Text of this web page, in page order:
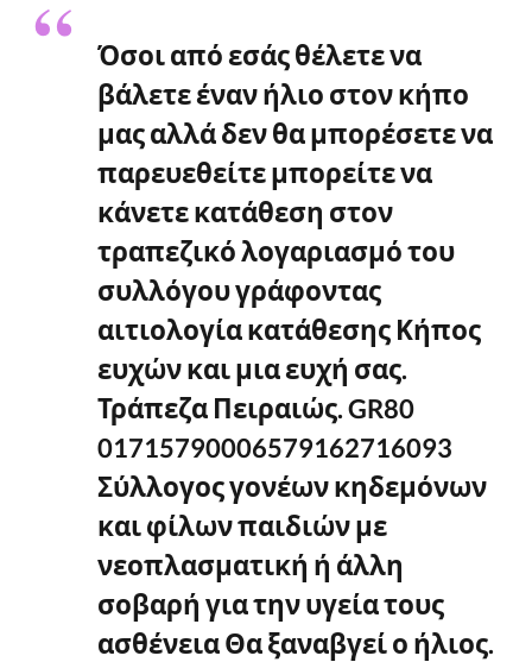
Όσοι από εσάς θέλετε να
βάλετε έναν ήλιο στον κήπο
μας αλλά δεν θα μπορέσετε να
παρευεθείτε μπορείτε να
κάνετε κατάθεση στον
τραπεζικό λογαριασμό του
συλλόγου γράφοντας
αιτιολογία κατάθεσης Κήπος
ευχών και μια ευχή σας.
Τράπεζα Πειραιώς. GR80
01715790006579162716093
Σύλλογος γονέων κηδεμόνων
και φίλων παιδιών με
νεοπλασματική ή άλλη
σοβαρή για την υγεία τους
ασθένεια Θα ξαναβγεί ο ήλιος.